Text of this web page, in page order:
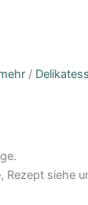
/
Rezept siehe